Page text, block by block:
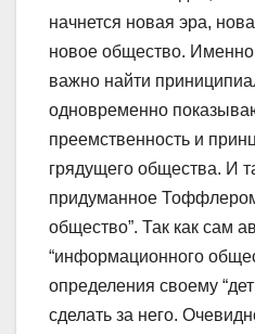
начнется новая эра,
новое общество.
важно найти
одновременно
преемственность и
грядущего общества. И
придуманное
общество”. Так как сам
“информационного
определения своему
сделать за него.